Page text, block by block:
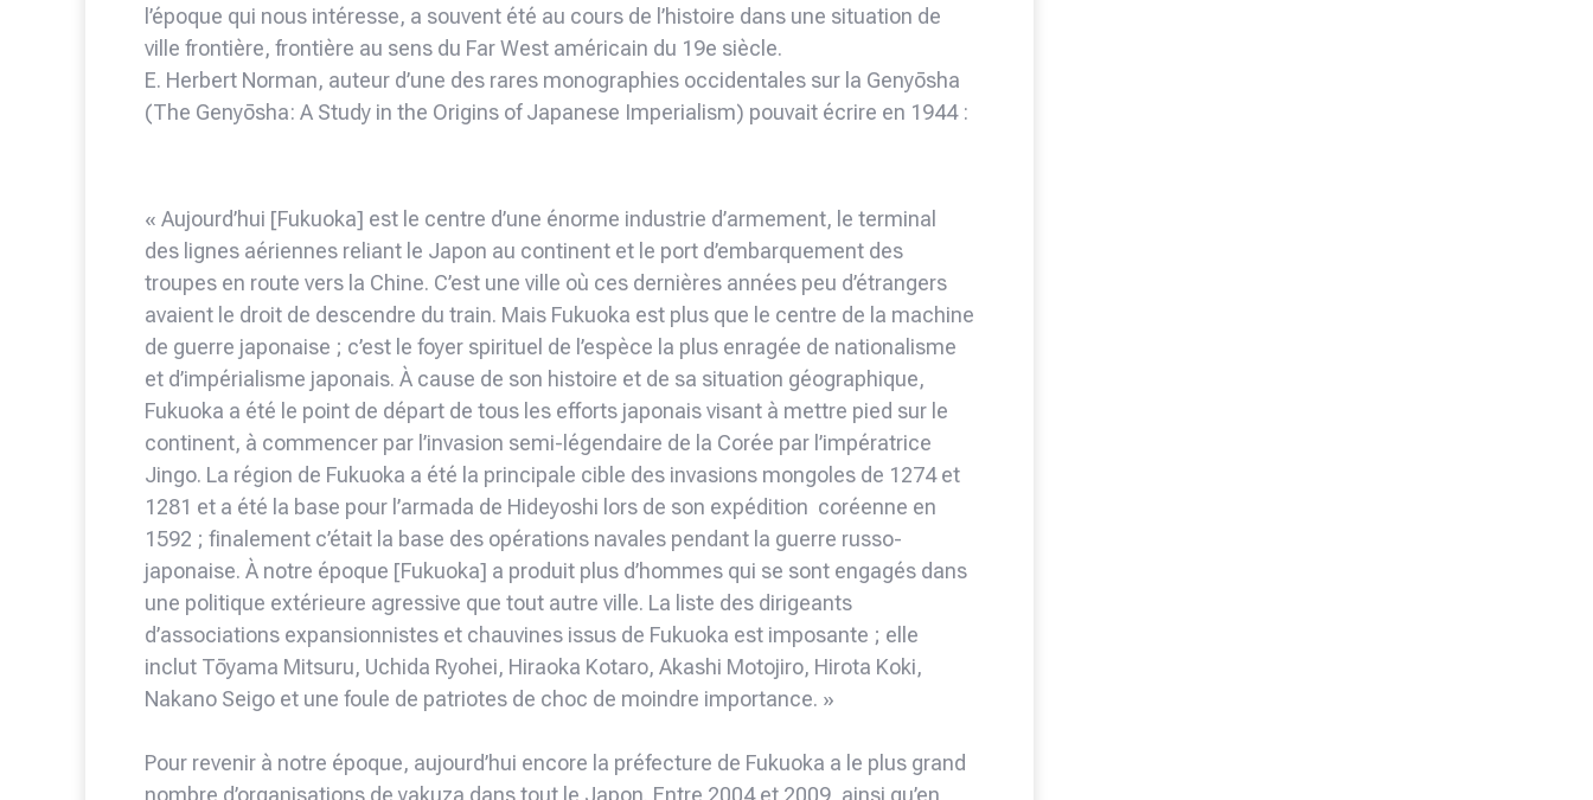
l’époque qui nous intéresse, a souvent été au cours de l’histoire dans une situation de
ville frontière, frontière au sens du Far West américain du 19e siècle.
E. Herbert Norman, auteur d’une des rares monographies occidentales sur la Genyōsha
(The Genyōsha: A Study in the Origins of Japanese Imperialism) pouvait écrire en 1944 :
« Aujourd’hui [Fukuoka] est le centre d’une énorme industrie d’armement, le terminal
des lignes aériennes reliant le Japon au continent et le port d’embarquement des
troupes en route vers la Chine. C’est une ville où ces dernières années peu d’étrangers
avaient le droit de descendre du train. Mais Fukuoka est plus que le centre de la machine
de guerre japonaise ; c’est le foyer spirituel de l’espèce la plus enragée de nationalisme
et d’impérialisme japonais. À cause de son histoire et de sa situation géographique,
Fukuoka a été le point de départ de tous les efforts japonais visant à mettre pied sur le
continent, à commencer par l’invasion semi-légendaire de la Corée par l’impératrice
Jingo. La région de Fukuoka a été la principale cible des invasions mongoles de 1274 et
1281 et a été la base pour l’armada de Hideyoshi lors de son expédition coréenne en
1592 ; finalement c’était la base des opérations navales pendant la guerre russo-
japonaise. À notre époque [Fukuoka] a produit plus d’hommes qui se sont engagés dans
une politique extérieure agressive que tout autre ville. La liste des dirigeants
d’associations expansionnistes et chauvines issus de Fukuoka est imposante ; elle
inclut Tōyama Mitsuru, Uchida Ryohei, Hiraoka Kotaro, Akashi Motojiro, Hirota Koki,
Nakano Seigo et une foule de patriotes de choc de moindre importance. »
Pour revenir à notre époque, aujourd’hui encore la préfecture de Fukuoka a le plus grand
nombre d’organisations de yakuza dans tout le Japon. Entre 2004 et 2009, ainsi qu’en